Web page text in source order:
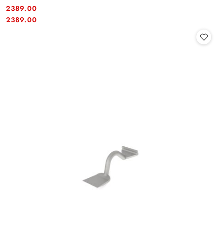
Cena:
2389.00
Cena:
2389.00